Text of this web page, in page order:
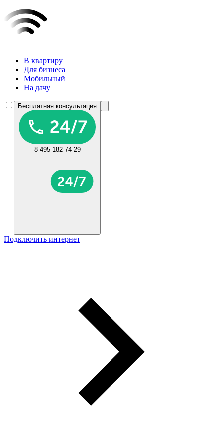
В квартиру
Для бизнеса
Мобильный
На дачу
Бесплатная консультация
8 495 182 74 29
Подключить интернет